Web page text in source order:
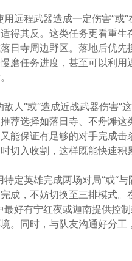
远程武器造成一定伤害”或
得其反。这类任务更看重
日寺周边野区。落地后优
磨任务进度，甚至可以利
人”或“造成近战武器伤害
荐选择如落日寺、不舟滩
能保证有足够的对手完成
切入收割，这样既能快速积
特定英雄完成两场对局”或“
成，不妨切换至三排模式
最好有宁红夜或迦南提供控
。同时，与队友沟通好分